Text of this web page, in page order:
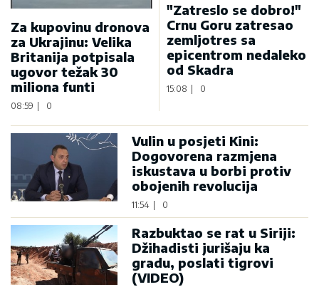
Za kupovinu dronova
za Ukrajinu: Velika
Britanija potpisala
ugovor težak 30
miliona funti
08:59 0
"Zatreslo se dobro!"
Crnu Goru zatresao
zemljotres sa
epicentrom nedaleko
od Skadra
15:08 | 0
Vulin u posjeti Kini:
Dogovorena razmjena
iskustava u borbi protiv
obojenih revolucija
11:54 0
Razbuktao se rat u Siriji:
Džihadisti jurišaju ka
gradu, poslati tigrovi
(VIDEO)